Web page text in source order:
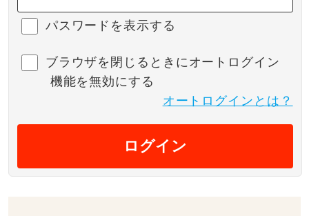
パスワードを表示する
ブラウザを閉じるときにオートログイン
機能を無効にする
オートログインとは？
ログイン